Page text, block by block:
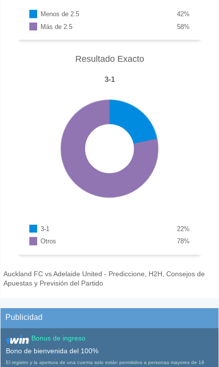
Menos de 2.5 %
42
Más de 2.5
%
58
Resultado Exacto
3-1
3-1 %
22
Otros
%
78
Auckland FC vs Adelaide United - Prediccione, H2H, Consejos de
Apuestas y Previsión del Partido
Publicidad
Bonus de ingreso
Bono de bienvenida del 100%
El registro y la apertura de una cuenta solo están permitidos a personas mayores de 18